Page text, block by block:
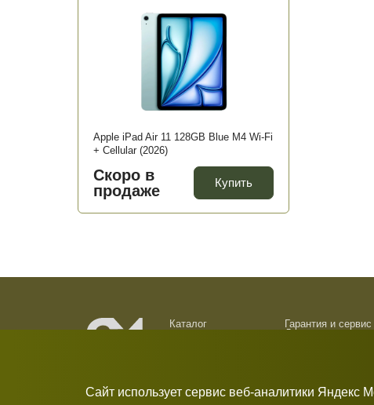
Apple iPad Air 11 128GB Blue M4 Wi-Fi
+ Cellular (2026)
Скоро в
продаже
Купить
Каталог
Гарантия и сервис
Доставка и оплата
Сайт использует сервис веб-аналитики